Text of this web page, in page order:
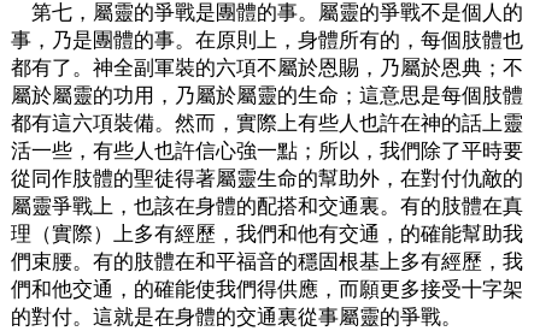
第七，屬靈的爭戰是團體的事。屬靈的爭戰不是個人的
事，乃是團體的事。在原則上，身體所有的，每個肢體也
都有了。神全副軍裝的六項不屬於恩賜，乃屬於恩典；不
屬於屬靈的功用，乃屬於屬靈的生命；這意思是每個肢體
都有這六項裝備。然而，實際上有些人也許在神的話上靈
活一些，有些人也許信心強一點；所以，我們除了平時要
從同作肢體的聖徒得著屬靈生命的幫助外，在對付仇敵的
屬靈爭戰上，也該在身體的配搭和交通裏。有的肢體在真
理（實際）上多有經歷，我們和他有交通，的確能幫助我
們束腰。有的肢體在和平福音的穩固根基上多有經歷，我
們和他交通，的確能使我們得供應，而願更多接受十字架
的對付。這就是在身體的交通裏從事屬靈的爭戰。